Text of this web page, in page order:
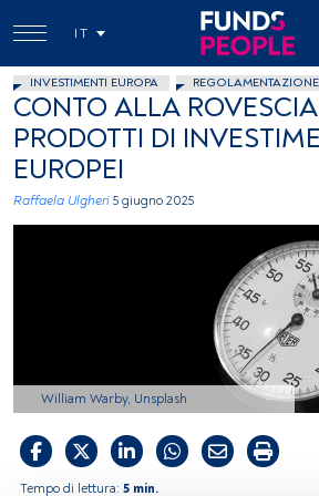
IT
INVESTIMENTI EUROPA
CONTO ALLA
PRODOTTI DI
EUROPEI
Raffaela Ulgheri 5 giugno 2025
William Warby, Unsplash
Tempo di lettura: 5 min.